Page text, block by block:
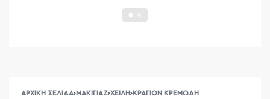
ΑΡΧΙΚΉ ΣΕΛΊΔΑ›ΜΑΚΙΓΙΆΖ›ΧΕΊΛΗ›ΚΡΑΓΙΌΝ ΚΡΕΜΏΔΗ